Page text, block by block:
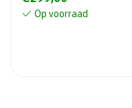
Op voorraad